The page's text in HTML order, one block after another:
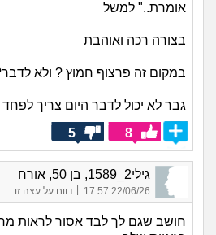
אומרת.." למשל
בצורה רכה ואוהבת
במקום זה פרצוף חמוץ ? ולא
גבר לא יכול לדבר היום צריך
8
5
גילי2_1589, בן 50, אורח
22/06/26 17:57
| דווח על עצה זו
חושב שגם לך לבד אסור לראות